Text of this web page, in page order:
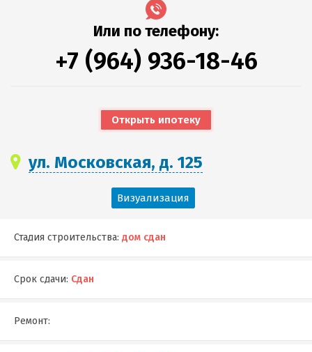
Или по телефону:
+7 (964) 936-18-46
Открыть ипотеку
ул. Московская, д. 125
Визуализация
Стадия строительства: дом сдан
Срок сдачи: Сдан
Ремонт: